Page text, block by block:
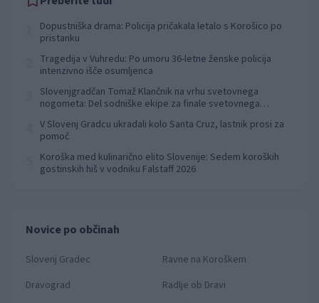
Dopustniška drama: Policija pričakala letalo s Korošico po
pristanku
Tragedija v Vuhredu: Po umoru 36-letne ženske policija
intenzivno išče osumljenca
Slovenjgradčan Tomaž Klančnik na vrhu svetovnega
nogometa: Del sodniške ekipe za finale svetovnega
V Slovenj Gradcu ukradali kolo Santa Cruz, lastnik prosi za
pomoč
Koroška med kulinarično elito Slovenije: Sedem koroških
gostinskih hiš v vodniku Falstaff 2026
Novice po občinah
Slovenj Gradec
Ravne na Koroškem
Dravograd
Radlje ob Dravi